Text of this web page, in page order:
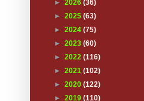
► 2026 (36)
► 2025 (63)
► 2024 (75)
► 2023 (60)
► 2022 (116)
► 2021 (102)
► 2020 (122)
► 2019 (110)